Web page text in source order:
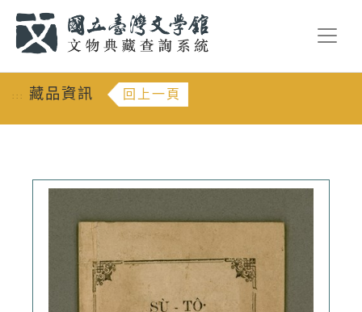
::: 藏品資訊 回上一頁